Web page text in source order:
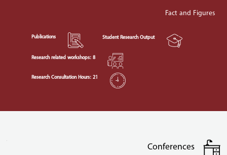
Fact and Figures
Publications Student Research Output
Research related workshops: 8
Research Consultation Hours: 21
Conferences